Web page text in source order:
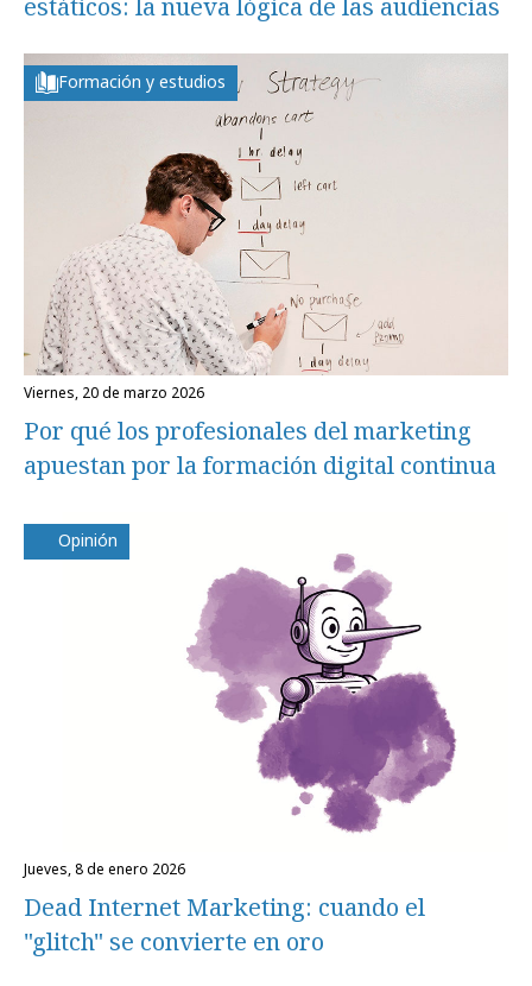
Formación y estudios
viernes, 20 de marzo 2026
Por qué los profesionales del marketing
apuestan por la formación digital continua
Opinión
jueves, 8 de enero 2026
Dead Internet Marketing: cuando el
"glitch" se convierte en oro